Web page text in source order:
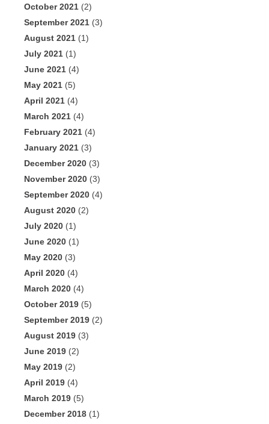
October 2021 (2)
September 2021 (3)
August 2021 (1)
July 2021 (1)
June 2021 (4)
May 2021 (5)
April 2021 (4)
March 2021 (4)
February 2021 (4)
January 2021 (3)
December 2020 (3)
November 2020 (3)
September 2020 (4)
August 2020 (2)
July 2020 (1)
June 2020 (1)
May 2020 (3)
April 2020 (4)
March 2020 (4)
October 2019 (5)
September 2019 (2)
August 2019 (3)
June 2019 (2)
May 2019 (2)
April 2019 (4)
March 2019 (5)
December 2018 (1)